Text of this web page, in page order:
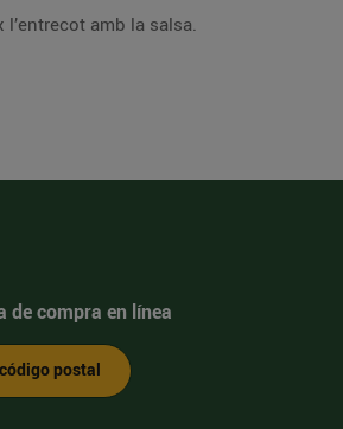
l’entrecot amb la salsa.
de compra en línea
postal